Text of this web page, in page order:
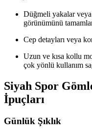
Düğmeli yakalar
görünümünü
Cep detayları veya
Uzun ve kısa kollu
çok yönlü kullanım
Siyah Spor
İpuçları
Günlük Şıklık